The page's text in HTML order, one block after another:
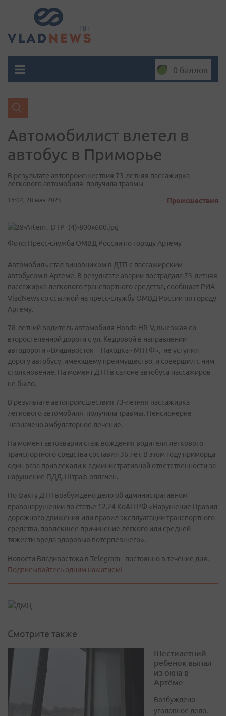
0 баллов
Автомобилист влетел в
автобус в Приморье
В результате автопроисшествия 73-летняя пассажирка
легкового автомобиля получила травмы
13:04, 28 мая 2025 Происшествия
Фото: Пресс-служба ОМВД России по городу Артему
Автомобиль стал виновником в ДТП с пассажирским
автобусом в Артеме. В результате аварии пострадала 73-летняя
пассажирка легкового транспортного средства, сообщает РИА
VladNews со ссылкой на пресс-службу ОМВД России по городу
Артему.
78-летний водитель автомобиля Honda HR-V, выезжая со
второстепенной дороги с ул. Кедровой в направлении
автодороги «Владивосток – Находка - МПТФ», не уступил
дорогу автобусу, имеющему преимущество, и совершил с ним
столкновение. На момент ДТП в салоне автобуса пассажиров
не было.
В результате автопроисшествия 73-летняя пассажирка
легкового автомобиля получила травмы. Пенсионерке
назначено амбулаторное лечение.
На момент автоаварии стаж вождения водителя легкового
транспортного средства составил 36 лет. В этом году приморца
один раза привлекали к административной ответственности за
нарушение ПДД. Штраф оплачен.
По факту ДТП возбуждено дело об административном
правонарушении по статье 12.24 КоАП РФ «Нарушение Правил
дорожного движения или правил эксплуатации транспортного
средства, повлекшее причинение легкого или средней
тяжести вреда здоровью потерпевшего».
Новости Владивостока в Telegram - постоянно в течение дня.
Подписывайтесь одним нажатием!
Смотрите также
Шестилетний
ребенок выпал
из окна в
Артёме
Возбуждено
уголовное дело,